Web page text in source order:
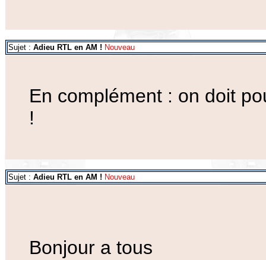
Sujet : Adieu RTL en AM ! Nouveau
En complément : on doit
!
Sujet : Adieu RTL en AM ! Nouveau
Bonjour a tous